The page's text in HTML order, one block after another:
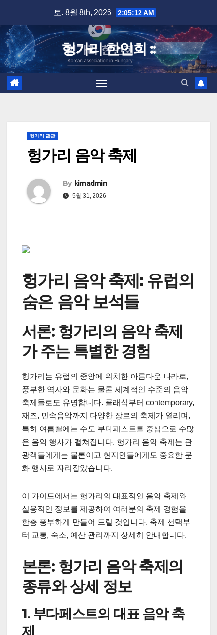
content
토. 8월 8th, 2026 2:05:13 AM
헝가리 한인회 ::
헝가리 관광
헝가리 음악 축제
By kimadmin
5월 31, 2026
헝가리 음악 축제: 유럽의
숨은 음악 보석들
서론: 헝가리의 음악 축제
가 주는 특별한 경험
헝가리는 유럽의 중앙에 위치한 아름다운 나라로,
풍부한 역사와 문화는 물론 세계적인 수준의 음악
축제들로도 유명합니다. 클래식부터 contemporary,
재즈, 민속음악까지 다양한 장르의 축제가 열리며,
특히 여름철에는 수도 부다페스트를 중심으로 수많
은 음악 행사가 펼쳐집니다. 헝가리 음악 축제는 관
광객들에게는 물론이고 현지인들에게도 중요한 문
화 행사로 자리잡았습니다.
이 가이드에서는 헝가리의 대표적인 음악 축제와
실용적인 정보를 제공하여 여러분의 축제 경험을
한층 풍부하게 만들어 드릴 것입니다. 축제 선택부
터 교통, 숙소, 예산 관리까지 상세히 안내합니다.
본론: 헝가리 음악 축제의
종류와 상세 정보
1. 부다페스트의 대표 음악 축
제